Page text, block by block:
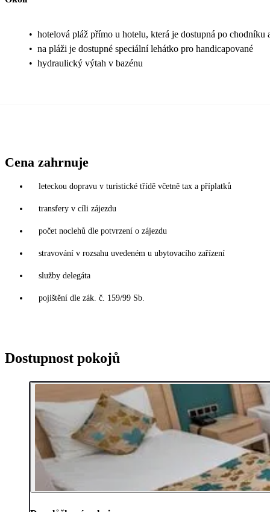
• hotelová pláž přímo u hotelu, která je dostupná po chodníku
• na pláži je dostupné speciální lehátko pro handicapované
• hydraulický výtah v bazénu
Cena zahrnuje
leteckou dopravu v turistické třídě včetně tax a příplatků
transfery v cíli zájezdu
počet noclehů dle potvrzení o zájezdu
stravování v rozsahu uvedeném u ubytovacího zařízení
služby delegáta
pojištění dle zák. č. 159/99 Sb.
Dostupnost pokojů